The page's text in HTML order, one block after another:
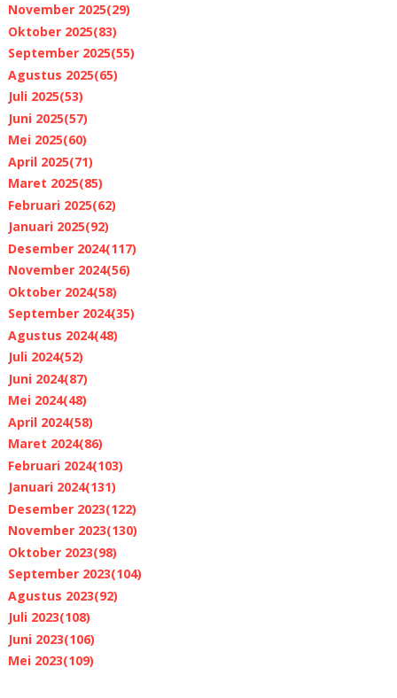
November 2025(29)
Oktober 2025(83)
September 2025(55)
Agustus 2025(65)
Juli 2025(53)
Juni 2025(57)
Mei 2025(60)
April 2025(71)
Maret 2025(85)
Februari 2025(62)
Januari 2025(92)
Desember 2024(117)
November 2024(56)
Oktober 2024(58)
September 2024(35)
Agustus 2024(48)
Juli 2024(52)
Juni 2024(87)
Mei 2024(48)
April 2024(58)
Maret 2024(86)
Februari 2024(103)
Januari 2024(131)
Desember 2023(122)
November 2023(130)
Oktober 2023(98)
September 2023(104)
Agustus 2023(92)
Juli 2023(108)
Juni 2023(106)
Mei 2023(109)